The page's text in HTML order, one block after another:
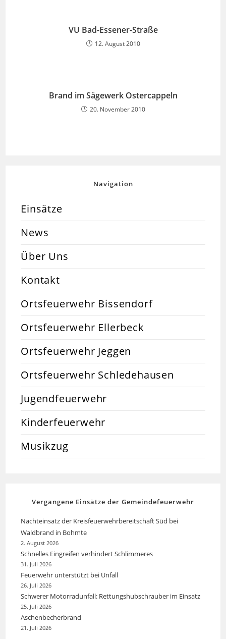
VU Bad-Essener-Straße
12. August 2010
Brand im Sägewerk Ostercappeln
20. November 2010
Navigation
Einsätze
News
Über Uns
Kontakt
Ortsfeuerwehr Bissendorf
Ortsfeuerwehr Ellerbeck
Ortsfeuerwehr Jeggen
Ortsfeuerwehr Schledehausen
Jugendfeuerwehr
Kinderfeuerwehr
Musikzug
Vergangene Einsätze der Gemeindefeuerwehr
Nachteinsatz der Kreisfeuerwehrbereitschaft Süd bei
Waldbrand in Bohmte
2. August 2026
Schnelles Eingreifen verhindert Schlimmeres
31. Juli 2026
Feuerwehr unterstützt bei Unfall
26. Juli 2026
Schwerer Motorradunfall: Rettungshubschrauber im Einsatz
25. Juli 2026
Aschenbecherbrand
21. Juli 2026